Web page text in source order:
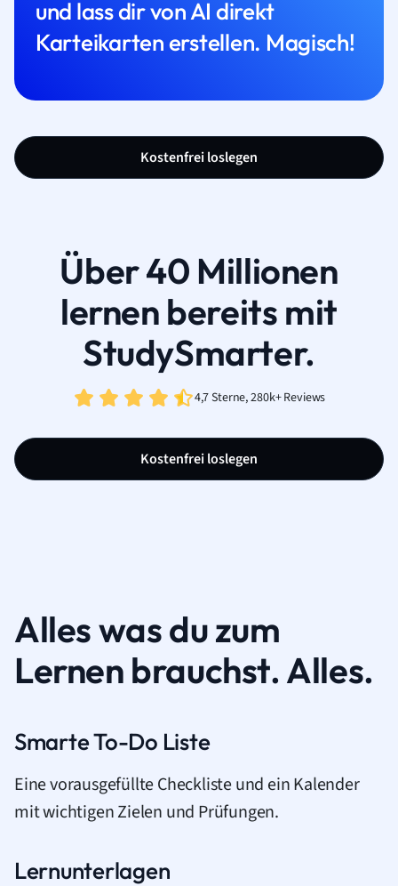
und lass dir von AI direkt
Karteikarten erstellen. Magisch!
Kostenfrei loslegen
Über 40 Millionen
lernen bereits mit
StudySmarter.
4,7 Sterne, 280k+ Reviews
Kostenfrei loslegen
Alles was du zum
Lernen brauchst. Alles.
Smarte To-Do Liste
Eine vorausgefüllte Checkliste und ein Kalender
mit wichtigen Zielen und Prüfungen.
Lernunterlagen